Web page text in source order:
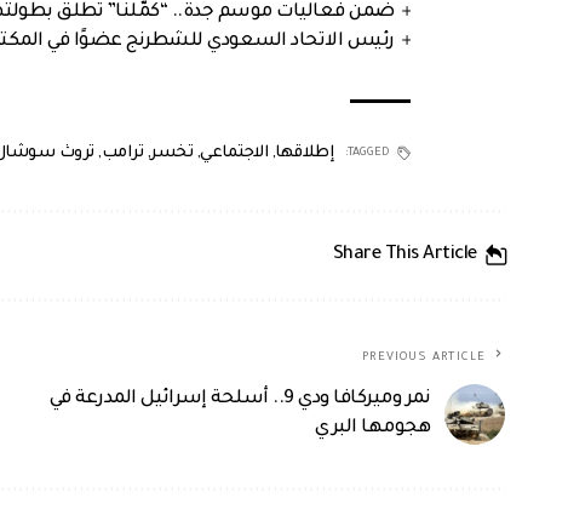
ضمن فعاليات موسم جدة.. “كمّلنا” تطلق بطولتها في جدة
رئيس الاتحاد السعودي للشطرنج عضوًا في
TAGGED: إطلاقها, الاجتماعي, تخسر, ترامب, تروث
Share This Article
PREVIOUS ARTICLE
نمر وميركافا ودي 9.. أسلحة إسرائيل المدرعة في
هجومها البري